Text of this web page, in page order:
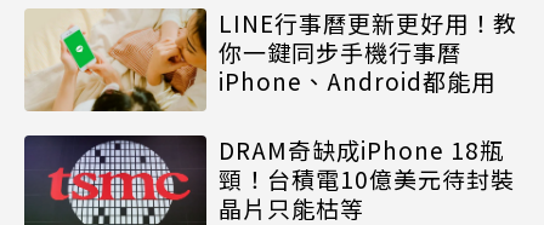
LINE行事曆更新更好用！教
你一鍵同步手機行事曆
iPhone、Android都能用
DRAM奇缺成iPhone 18瓶
頸！台積電10億美元待封裝
晶片只能枯等